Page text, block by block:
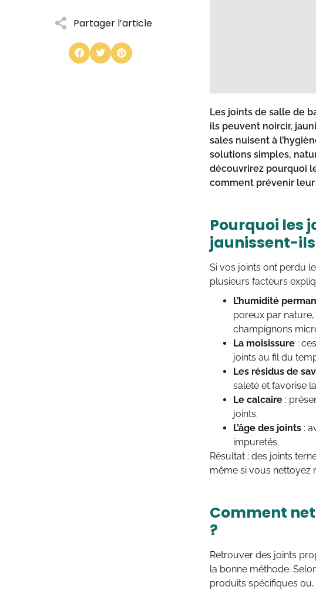
Partager l’article
Les joints de salle de
ils peuvent noircir,
sales nuisent à
solutions simples,
découvrirez pourquoi
comment prévenir
Pourquoi les
jaunissent-ils
Si vos joints ont perdu
plusieurs facteurs
L’humidité
poreux par
champignons
La moisissure :
joints au fil du
Les résidus de
saleté et favorise
Le calcaire :
joints.
L’âge des joints :
impuretés.
Résultat : des joints
même si vous nettoyez
Comment
?
Retrouver des joints
la bonne méthode.
produits spécifiques